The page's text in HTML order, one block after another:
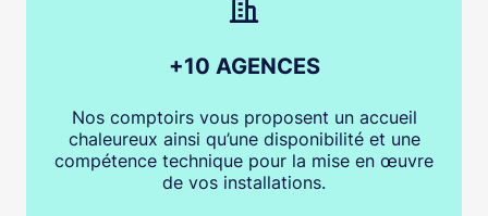
+10 AGENCES
Nos comptoirs vous proposent un accueil
chaleureux ainsi qu’une disponibilité et une
compétence technique pour la mise en œuvre
de vos installations.